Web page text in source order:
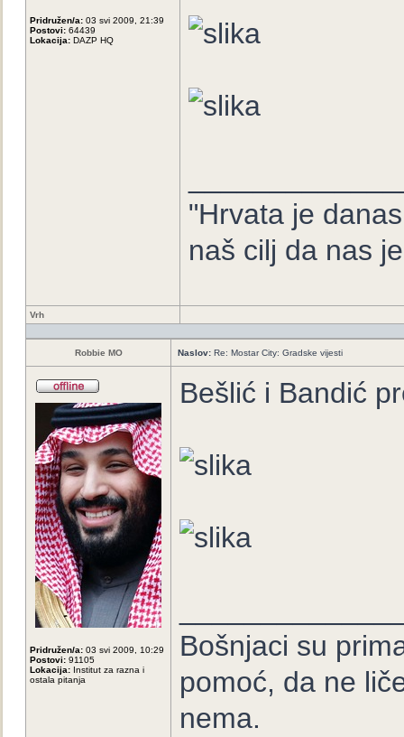
Pridružen/a: 03 svi 2009, 21:39
Postovi: 64439
Lokacija: DAZP HQ
"Hrvata je
naš cilj da nas
Vrh
Robbie MO Naslov: Re: Mostar City: Gradske vijesti
Pridružen/a: 03 svi 2009, 10:29
Postovi: 91105
Lokacija: Institut za razna i
ostala pitanja
Bešlić i Bandić
Bošnjaci su
pomoć, da ne
nema.